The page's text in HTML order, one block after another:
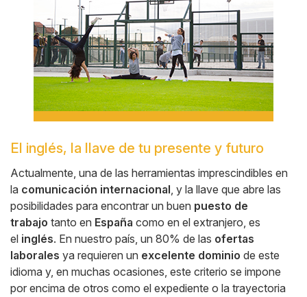
Cuerpo
El inglés, la llave de tu presente y futuro
Actualmente, una de las herramientas imprescindibles en
la comunicación internacional, y la llave que abre las
posibilidades para encontrar un buen puesto de
trabajo tanto en España como en el extranjero, es
el inglés. En nuestro país, un 80% de las ofertas
laborales ya requieren un excelente dominio de este
idioma y, en muchas ocasiones, este criterio se impone
por encima de otros como el expediente o la trayectoria